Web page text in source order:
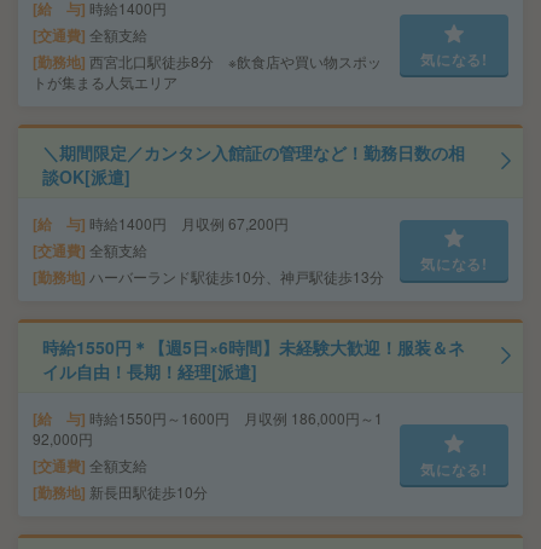
給 与 時給1400円
交通費 全額支給
勤務地 西宮北口駅徒歩8分 ※飲食店や買い物スポッ
トが集まる人気エリア
気になる!
＼期間限定／カンタン入館証の管理など！勤務日数の相
談OK[派遣]
給 与 時給1400円 月収例 67,200円
交通費 全額支給
勤務地 ハーバーランド駅徒歩10分、神戸駅徒歩13分
気になる!
時給1550円＊【週5日×6時間】未経験大歓迎！服装＆ネ
イル自由！長期！経理[派遣]
給 与 時給1550円～1600円 月収例 186,000円～1
92,000円
交通費 全額支給
勤務地 新長田駅徒歩10分
気になる!